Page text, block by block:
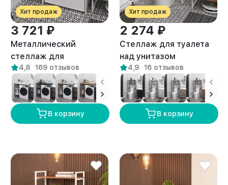
Хит продаж
3 721 ₽
Металлический
стеллаж для
стиральной машины
лофт Сомма белый/
амаретто
4,8 169 отзывов
В корзину
Хит продаж
2 274 ₽
Стеллаж для туалета
над унитазом
металлический лофт
Ильма белый/амаретто
4,9 16 отзывов
В корзину